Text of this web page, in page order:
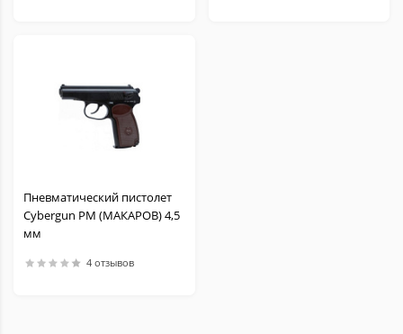
Пневматический пистолет
Cybergun PM (МАКАРОВ) 4,5
мм
4 отзывов